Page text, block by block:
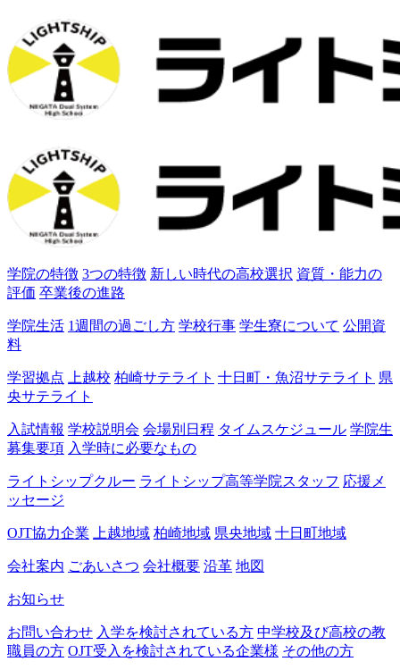
学院の特徴 3つの特徴 新しい時代の高校選択 資質・能力の
評価 卒業後の進路
学院生活 1週間の過ごし方 学校行事 学生寮について 公開資
料
学習拠点 上越校 柏崎サテライト 十日町・魚沼サテライト 県
央サテライト
入試情報 学校説明会 会場別日程 タイムスケジュール 学院生
募集要項 入学時に必要なもの
ライトシップクルー ライトシップ高等学院スタッフ 応援メ
ッセージ
OJT協力企業 上越地域 柏崎地域 県央地域 十日町地域
会社案内 ごあいさつ 会社概要 沿革 地図
お知らせ
お問い合わせ 入学を検討されている方 中学校及び高校の教
職員の方 OJT受入を検討されている企業様 その他の方